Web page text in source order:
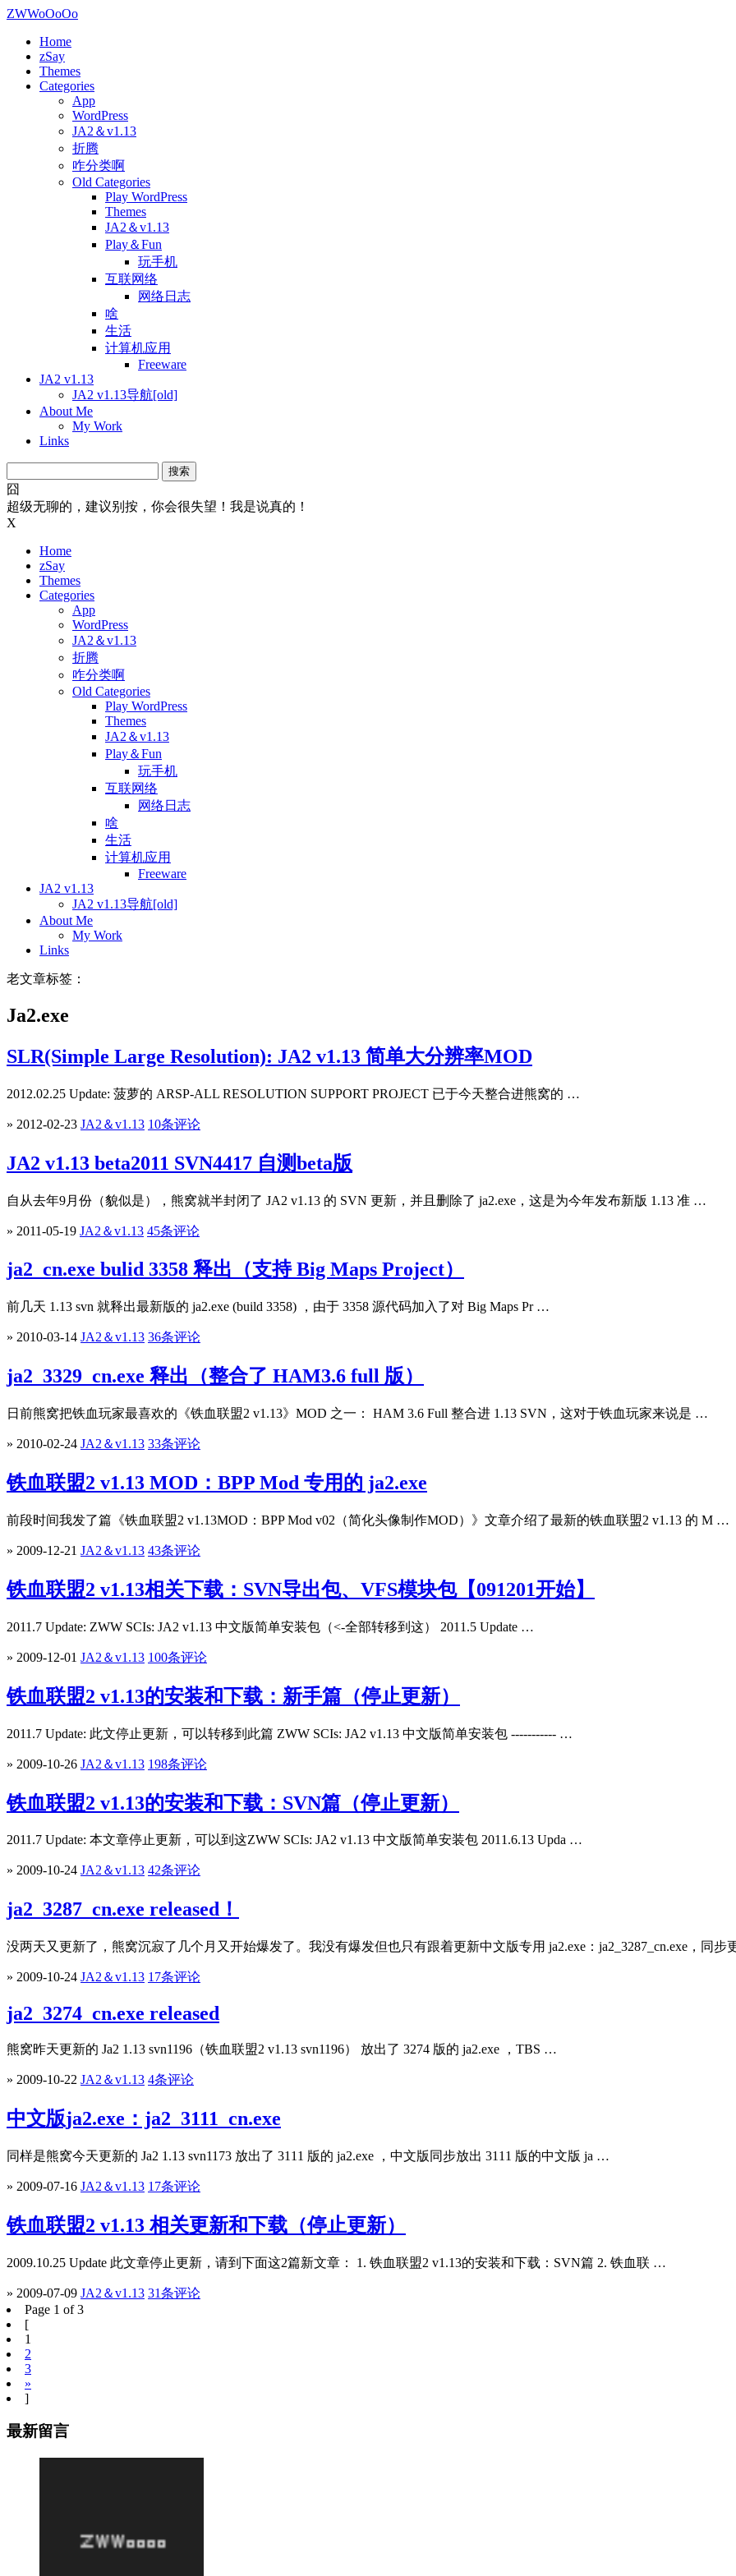
ZWWoOoOo
Home
zSay
Themes
Categories
App
WordPress
JA2＆v1.13
折腾
咋分类啊
Old Categories
Play WordPress
Themes
JA2＆v1.13
Play＆Fun
玩手机
互联网络
网络日志
啥
生活
计算机应用
Freeware
JA2 v1.13
JA2 v1.13导航[old]
About Me
My Work
Links
索：
囧
超级无聊的，建议别按，你会很失望！我是说真的！
X
Home
zSay
Themes
Categories
App
WordPress
JA2＆v1.13
折腾
咋分类啊
Old Categories
Play WordPress
Themes
JA2＆v1.13
Play＆Fun
玩手机
互联网络
网络日志
啥
生活
计算机应用
Freeware
JA2 v1.13
JA2 v1.13导航[old]
About Me
My Work
Links
老文章标签：
Ja2.exe
SLR(Simple Large Resolution): JA2 v1.13 简单大分辨率MOD
2012.02.25 Update: 菠萝的 ARSP-ALL RESOLUTION SUPPORT PROJECT 已于今天整合进熊窝的 …
» 2012-02-23 JA2＆v1.13 10条评论
JA2 v1.13 beta2011 SVN4417 自测beta版
自从去年9月份（貌似是），熊窝就半封闭了 JA2 v1.13 的 SVN 更新，并且删除了 ja2.exe，这是为今年发布新版 1.13 准 …
» 2011-05-19 JA2＆v1.13 45条评论
ja2_cn.exe bulid 3358 释出（支持 Big Maps Project）
前几天 1.13 svn 就释出最新版的 ja2.exe (build 3358) ，由于 3358 源代码加入了对 Big Maps Pr …
» 2010-03-14 JA2＆v1.13 36条评论
ja2_3329_cn.exe 释出（整合了 HAM3.6 full 版）
日前熊窝把铁血玩家最喜欢的《铁血联盟2 v1.13》MOD 之一： HAM 3.6 Full 整合进 1.13 SVN，这对于铁血玩家来说是 …
» 2010-02-24 JA2＆v1.13 33条评论
铁血联盟2 v1.13 MOD：BPP Mod 专用的 ja2.exe
前段时间我发了篇《铁血联盟2 v1.13MOD：BPP Mod v02（简化头像制作MOD）》文章介绍了最新的铁血联盟2 v1.13 的 M …
» 2009-12-21 JA2＆v1.13 43条评论
铁血联盟2 v1.13相关下载：SVN导出包、VFS模块包【091201开始】
2011.7 Update: ZWW SCIs: JA2 v1.13 中文版简单安装包（<-全部转移到这） 2011.5 Update …
» 2009-12-01 JA2＆v1.13 100条评论
铁血联盟2 v1.13的安装和下载：新手篇（停止更新）
2011.7 Update: 此文停止更新，可以转移到此篇 ZWW SCIs: JA2 v1.13 中文版简单安装包 ----------- …
» 2009-10-26 JA2＆v1.13 198条评论
铁血联盟2 v1.13的安装和下载：SVN篇（停止更新）
2011.7 Update: 本文章停止更新，可以到这ZWW SCIs: JA2 v1.13 中文版简单安装包 2011.6.13 Upda …
» 2009-10-24 JA2＆v1.13 42条评论
ja2_3287_cn.exe released！
没两天又更新了，熊窝沉寂了几个月又开始爆发了。我没有爆发但也只有跟着更新中文版专用 ja2.exe：ja2_3287_cn.exe，同步
» 2009-10-24 JA2＆v1.13 17条评论
ja2_3274_cn.exe released
熊窝昨天更新的 Ja2 1.13 svn1196（铁血联盟2 v1.13 svn1196） 放出了 3274 版的 ja2.exe ，TBS …
» 2009-10-22 JA2＆v1.13 4条评论
中文版ja2.exe：ja2_3111_cn.exe
同样是熊窝今天更新的 Ja2 1.13 svn1173 放出了 3111 版的 ja2.exe ，中文版同步放出 3111 版的中文版 ja …
» 2009-07-16 JA2＆v1.13 17条评论
铁血联盟2 v1.13 相关更新和下载（停止更新）
2009.10.25 Update 此文章停止更新，请到下面这2篇新文章： 1. 铁血联盟2 v1.13的安装和下载：SVN篇 2. 铁血联 …
» 2009-07-09 JA2＆v1.13 31条评论
Page 1 of 3
[
1
2
3
»
]
最新留言